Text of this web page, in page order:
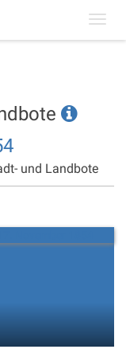
und Landbote